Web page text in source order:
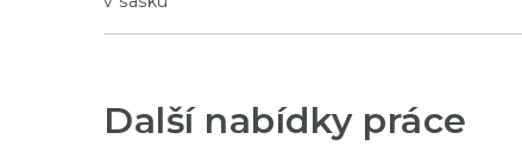
Další nabídky práce